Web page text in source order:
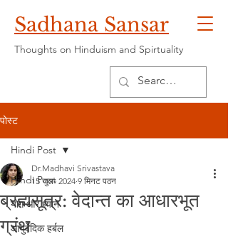
Sadhana Sansar
Thoughts on Hinduism and Spirtuality
पोस्ट
Hindi Post
योग और ध्यान
आयुर्वेदिक हर्बल
Hindi Post
ब्रह्मसूत्र: वेदान्त का आधारभूत
ग्रंथ
Dr.Madhavi Srivastava
15 जुल॰ 2024 9 मिनट पठन